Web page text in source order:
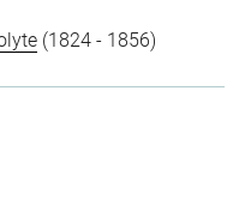
(1824 - 1856)